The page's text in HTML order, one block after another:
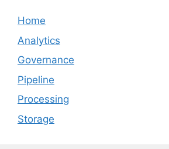
Home
Analytics
Governance
Pipeline
Processing
Storage